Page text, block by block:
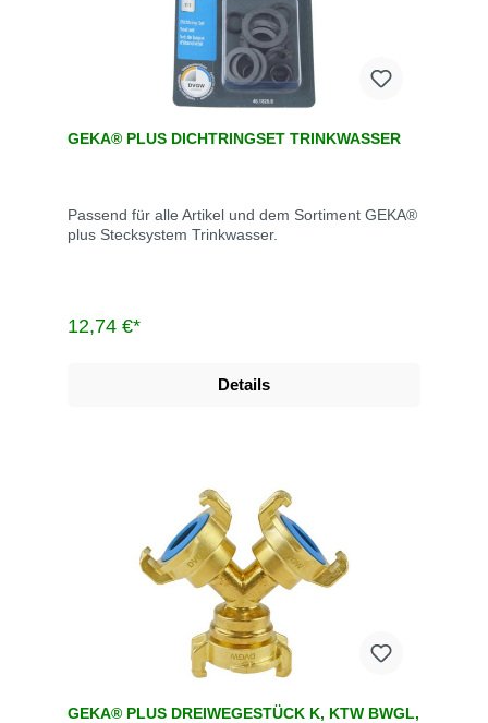
GEKA® PLUS DICHTRINGSET TRINKWASSER
Passend für alle Artikel und dem Sortiment GEKA®
plus Stecksystem Trinkwasser.
12,74 €*
Details
GEKA® PLUS DREIWEGESTÜCK K, KTW BWGL,